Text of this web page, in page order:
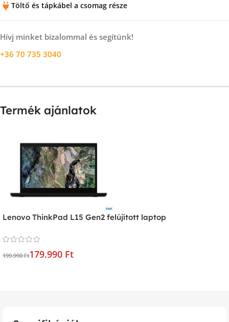
Töltő és tápkábel a csomag része
Hívj minket bizalommal és segítünk!
+36 70 735 3040
Termék ajánlatok
Lenovo ThinkPad L15 Gen2 felújított laptop
199.990 Ft179.990 Ft